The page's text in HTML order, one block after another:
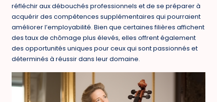
réfléchir aux débouchés professionnels et de se préparer à
acquérir des compétences supplémentaires qui pourraient
améliorer l’employabilité. Bien que certaines filières affichent
des taux de chômage plus élevés, elles offrent également
des opportunités uniques pour ceux qui sont passionnés et
déterminés à réussir dans leur domaine.